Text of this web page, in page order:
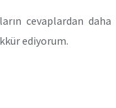
cevaplardan
ediyorum.